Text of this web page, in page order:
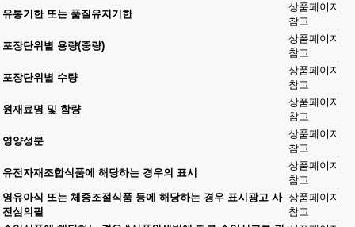
유통기한 또는 품질유지기한
상품페이지
참고
포장단위별 용량(중량)
상품페이지
참고
포장단위별 수량
상품페이지
참고
원재료명 및 함량
상품페이지
참고
영양성분
상품페이지
참고
유전자재조합식품에 해당하는 경우의 표시
상품페이지
참고
영유아식 또는 체중조절식품 등에 해당하는 경우 표시광고 사
전심의필
상품페이지
참고